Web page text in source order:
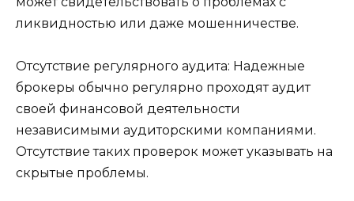
ликвидностью или даже мошенничестве.
Отсутствие регулярного аудита: Надежные
брокеры обычно регулярно проходят аудит
своей финансовой деятельности
независимыми аудиторскими компаниями.
Отсутствие таких проверок может указывать на
скрытые проблемы.